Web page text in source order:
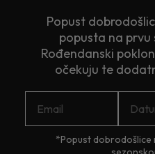
Popust
popusta na prvu
Rođendanski
očekuju te
*Popust dobrodošlice